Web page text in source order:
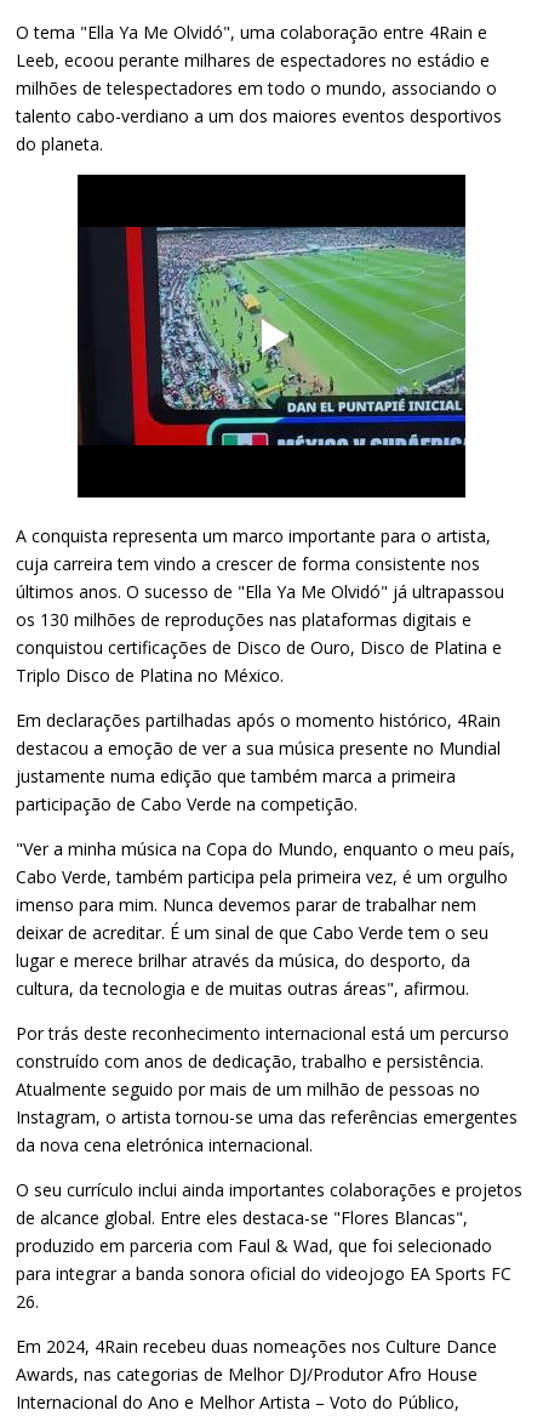
O tema "Ella Ya Me Olvidó", uma colaboração entre 4Rain e
Leeb, ecoou perante milhares de espectadores no estádio e
milhões de telespectadores em todo o mundo, associando o
talento cabo-verdiano a um dos maiores eventos desportivos
do planeta.
A conquista representa um marco importante para o artista,
cuja carreira tem vindo a crescer de forma consistente nos
últimos anos. O sucesso de "Ella Ya Me Olvidó" já ultrapassou
os 130 milhões de reproduções nas plataformas digitais e
conquistou certificações de Disco de Ouro, Disco de Platina e
Triplo Disco de Platina no México.
Em declarações partilhadas após o momento histórico, 4Rain
destacou a emoção de ver a sua música presente no Mundial
justamente numa edição que também marca a primeira
participação de Cabo Verde na competição.
"Ver a minha música na Copa do Mundo, enquanto o meu país,
Cabo Verde, também participa pela primeira vez, é um orgulho
imenso para mim. Nunca devemos parar de trabalhar nem
deixar de acreditar. É um sinal de que Cabo Verde tem o seu
lugar e merece brilhar através da música, do desporto, da
cultura, da tecnologia e de muitas outras áreas", afirmou.
Por trás deste reconhecimento internacional está um percurso
construído com anos de dedicação, trabalho e persistência.
Atualmente seguido por mais de um milhão de pessoas no
Instagram, o artista tornou-se uma das referências emergentes
da nova cena eletrónica internacional.
O seu currículo inclui ainda importantes colaborações e projetos
de alcance global. Entre eles destaca-se "Flores Blancas",
produzido em parceria com Faul & Wad, que foi selecionado
para integrar a banda sonora oficial do videojogo EA Sports FC
26.
Em 2024, 4Rain recebeu duas nomeações nos Culture Dance
Awards, nas categorias de Melhor DJ/Produtor Afro House
Internacional do Ano e Melhor Artista – Voto do Público,